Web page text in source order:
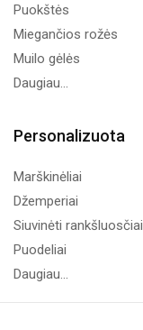
Puokštės
Miegančios rožės
Muilo gėlės
Daugiau...
Personalizuota
Marškinėliai
Džemperiai
Siuvinėti rankšluosčiai
Puodeliai
Daugiau...